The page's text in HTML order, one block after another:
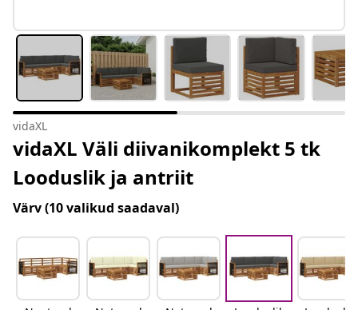
vidaXL
vidaXL Väli diivanikomplekt 5 tk
Looduslik ja antriit
Värv(10 valikud saadaval)